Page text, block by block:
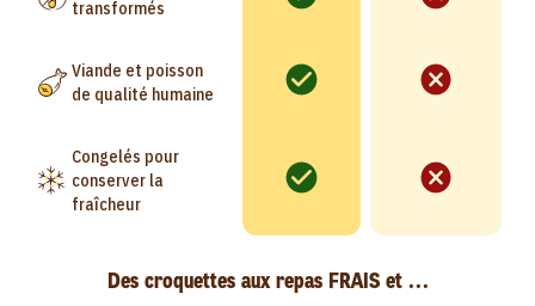
transformés
Viande et poisson
de qualité humaine
Congelés pour
conserver la
fraîcheur
Des croquettes aux repas FRAIS et ...